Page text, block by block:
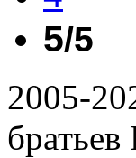
5/5
2005-